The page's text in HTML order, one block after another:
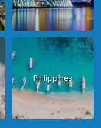
Philippines